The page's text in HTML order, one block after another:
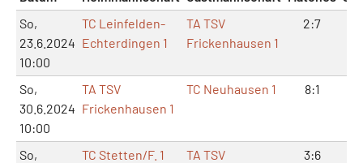
So,
23.6.2024
10:00
TC Leinfelden-
Echterdingen 1
TA TSV
Frickenhausen 1
2:7
So,
30.6.2024
10:00
TA TSV
Frickenhausen 1
TC Neuhausen 1 8:1
So,
TC Stetten/F. 1
TA TSV
3:6